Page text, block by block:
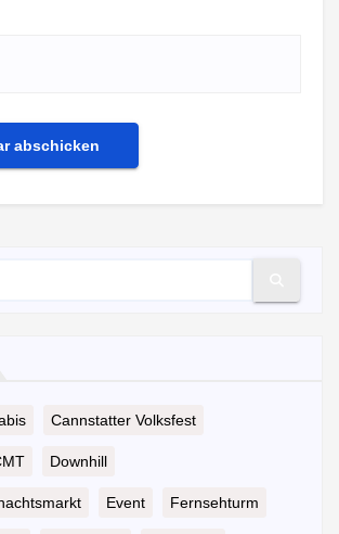
Cannstatter Volksfest
Downhill
Event Fernsehturm